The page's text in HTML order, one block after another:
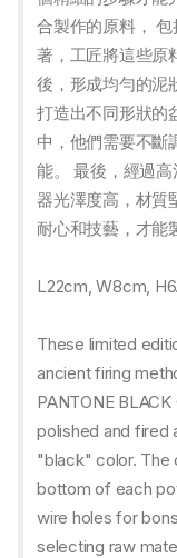
合製作的原料，
著，工匠將這些原
後，形成均勻的泥
打造出不同形狀的
中，他們需要不斷
能。 最後，經過
器光澤度高，材質
耐心和技藝，才能
L22cm, W8cm,
These limited
ancient firing
PANTONE
polished and fired
"black" color. The
bottom of each
wire holes for
selecting raw